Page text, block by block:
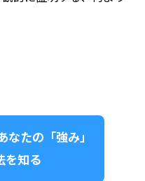
なたの「強み」
を知る